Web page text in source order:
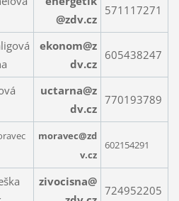
@zdv.cz
571117271
ekonom@z
dv.cz
605438247
uctarna@z
dv.cz
770193789
moravec@zd
v.cz
602154291
zivocisna@
724952205